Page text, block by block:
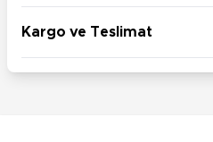
Kargo ve Teslimat